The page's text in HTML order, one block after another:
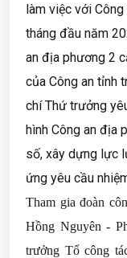
làm việc với
tháng đầu năm
an địa phương 2
của Công an tỉnh
chí Thứ trưởng
hình Công an địa
số, xây dựng lực
ứng yêu cầu
Tham gia đoàn
Hồng Nguyên -
trưởng Tổ công